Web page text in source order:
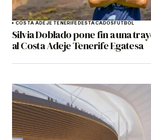
COSTA ADEJE TENERIFEDESTACADOSFÚTBOL
Silvia Doblado pone fin a una
al Costa Adeje Tenerife Egatesa